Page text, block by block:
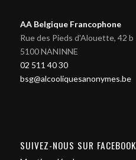
AA Belgique Francophone
Rue des Pieds d'Alouette, 42 b
5100 NANINNE
02 511 40 30
bsg@alcooliquesanonymes.be
SUIVEZ-NOUS SUR FACEBOOK